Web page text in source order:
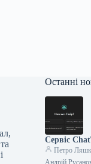
Останні
Сервіс
Петро
Андрій